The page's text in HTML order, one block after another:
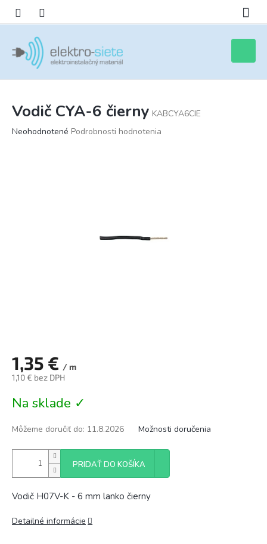
obsah
košík
Vodič CYA-6 čierny KABCYA6CIE
Priemerné
Neohodnotené Podrobnosti hodnotenia
1,35 € / m
1,10 € bez DPH
cena:
Na sklade ✓
Môžeme doručiť do: 11.8.2026 Možnosti doručenia
PRIDAŤ DO KOŠÍKA
Vodič H07V-K - 6 mm lanko čierny
Detailné informácie